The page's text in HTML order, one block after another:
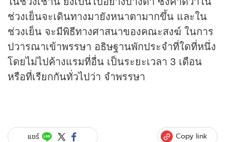
ช่วงเย็นจะเดินทางมายังหนาตามากขึ้น และใน
ช่วงเย็น จะมีพิธีทางศาสนาของคณะสงฆ์ ในการ
ปวารณาเข้าพรรษา อธิษฐานพักประจำที่ใดที่หนึ่ง
โดยไม่ไปค้างแรมที่อื่น เป็นระยะเวลา 3 เดือน
หรือที่เรียกกันทั่วไปว่า จำพรรษา
แชร์ Copy link